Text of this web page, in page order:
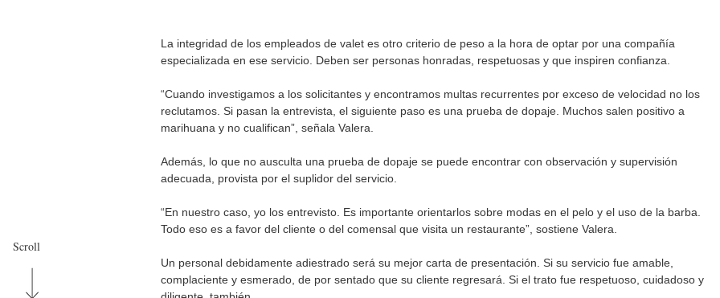
Scroll
La integridad de los empleados de valet es otro criterio de peso a la hora de optar por una compañía
especializada en ese servicio. Deben ser personas honradas, respetuosas y que inspiren confianza.
“Cuando investigamos a los solicitantes y encontramos multas recurrentes por exceso de velocidad no los
reclutamos. Si pasan la entrevista, el siguiente paso es una prueba de dopaje. Muchos salen positivo a
marihuana y no cualifican”, señala Valera.
Además, lo que no ausculta una prueba de dopaje se puede encontrar con observación y supervisión
adecuada, provista por el suplidor del servicio.
“En nuestro caso, yo los entrevisto. Es importante orientarlos sobre modas en el pelo y el uso de la barba.
Todo eso es a favor del cliente o del comensal que visita un restaurante”, sostiene Valera.
Un personal debidamente adiestrado será su mejor carta de presentación. Si su servicio fue amable,
complaciente y esmerado, de por sentado que su cliente regresará. Si el trato fue respetuoso, cuidadoso y